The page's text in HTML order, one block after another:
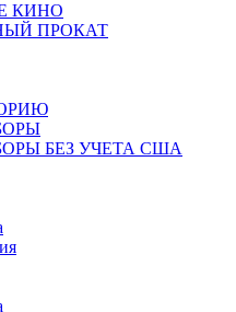
КИНО
ПРОКАТ
БЕЗ УЧЕТА США